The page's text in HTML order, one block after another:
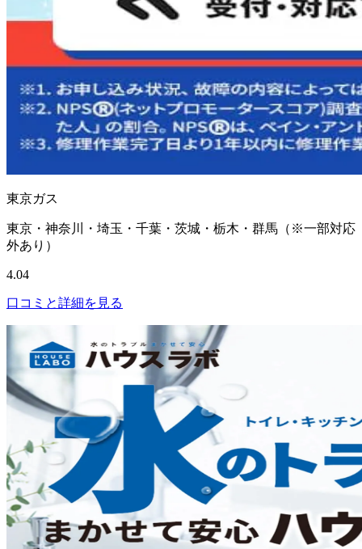
東京ガス
東京・神奈川・埼玉・千葉・茨城・栃木・群馬（※一部対応
外あり）
4.04
口コミと詳細を見る